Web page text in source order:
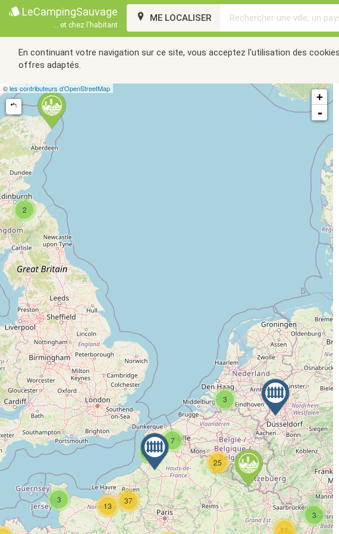
LeCampingSauvage
... et chez l'habitant
ME LOCALISER
En continuant votre navigation sur ce site, vous acceptez l'utilisation des
offres adaptés.
11
3
3
7
37
25
2
3
6
13
©les contributeurs d’OpenStreetMap
+
-